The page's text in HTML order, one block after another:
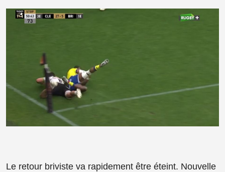
Le retour briviste va rapidement être éteint. Nouvelle